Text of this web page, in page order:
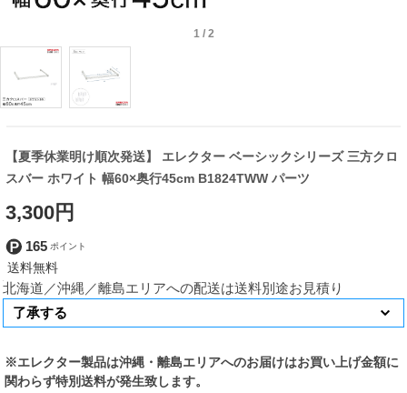
1/ 2
【夏季休業明け順次発送】 エレクター ベーシックシリーズ 三方クロ
スバー ホワイト 幅60×奥行45cm B1824TWW パーツ
3,300円
165
北海道／沖縄／離島エリアへの配送は送料別途お見積り
※エレクター製品は沖縄・離島エリアへのお届けはお買い上げ金額に
関わらず特別送料が発生致します。